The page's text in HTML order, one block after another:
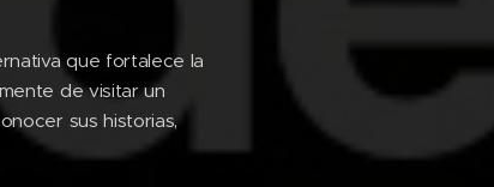
que fortalece la
de visitar un
sus historias,